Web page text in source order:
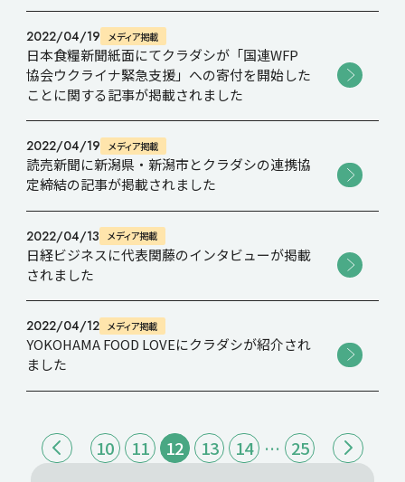
2022/04/19 メディア掲載
日本食糧新聞紙面にてクラダシが「国連WFP
協会ウクライナ緊急支援」への寄付を開始した
ことに関する記事が掲載されました
2022/04/19 メディア掲載
読売新聞に新潟県・新潟市とクラダシの連携協
定締結の記事が掲載されました
2022/04/13 メディア掲載
日経ビジネスに代表関藤のインタビューが掲載
されました
2022/04/12 メディア掲載
YOKOHAMA FOOD LOVEにクラダシが紹介され
ました
10 11 12 13 14 … 25